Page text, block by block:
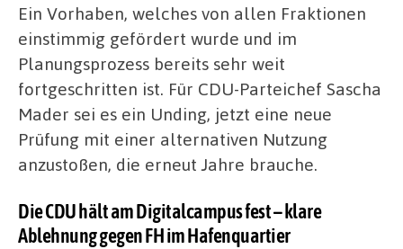
Ein Vorhaben, welches von allen Fraktionen
einstimmig gefördert wurde und im
Planungsprozess bereits sehr weit
fortgeschritten ist. Für CDU-Parteichef Sascha
Mader sei es ein Unding, jetzt eine neue
Prüfung mit einer alternativen Nutzung
anzustoßen, die erneut Jahre brauche.
Die CDU hält am Digitalcampus fest – klare
Ablehnung gegen FH im Hafenquartier